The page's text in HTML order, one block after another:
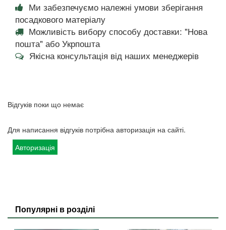
Ми забезпечуємо належні умови зберігання
посадкового матеріалу
Можливість вибору способу доставки: "Нова
пошта" або Укрпошта
Якісна консультація від наших менеджерів
Відгуків поки що немає
Для написання відгуків потрібна авторизація на сайті.
Авторизація
Популярні в розділі